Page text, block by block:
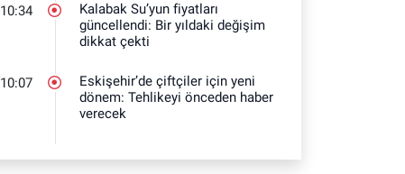
10:34
Kalabak Su’yun fiyatları
güncellendi: Bir yıldaki değişim
dikkat çekti
10:07
Eskişehir’de çiftçiler için yeni
dönem: Tehlikeyi önceden haber
verecek